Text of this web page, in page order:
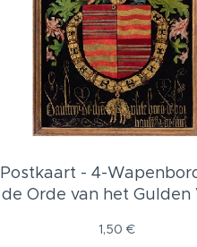
Postkaart - 4-
de Orde van het Gulden
1,50 €